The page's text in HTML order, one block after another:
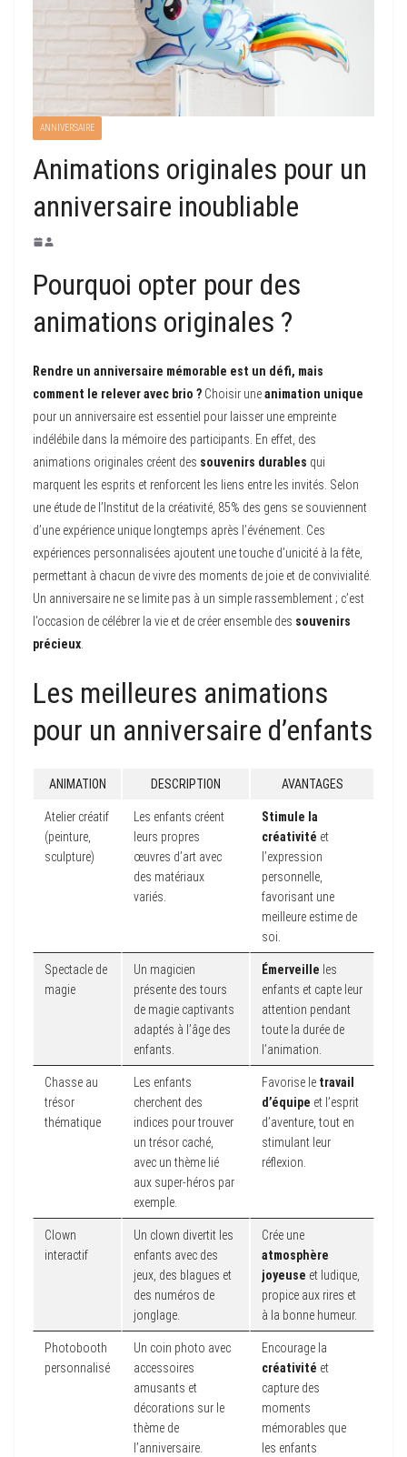
ANNIVERSAIRE
Animations originales pour un
anniversaire inoubliable
Pourquoi opter pour des
animations originales ?
Rendre un anniversaire mémorable est un défi, mais
comment le relever avec brio ? Choisir uneanimation unique
pour un anniversaire est essentiel pour laisser une empreinte
indélébile dans la mémoire des participants. En effet, des
animations originales créent des souvenirs durables qui
marquent les esprits et renforcent les liens entre les invités. Selon
une étude de l’Institut de la créativité, 85% des gens se souviennent
d’une expérience unique longtemps après l’événement. Ces
expériences personnalisées ajoutent une touche d’unicité à la fête,
permettant à chacun de vivre des moments de joie et de convivialité.
Un anniversaire ne se limite pas à un simple rassemblement ; c’est
l’occasion de célébrer la vie et de créer ensemble des souvenirs
précieux
Les meilleures animations
pour un anniversaire d’enfants
ANIMATION DESCRIPTION AVANTAGES
Atelier créatif
(peinture,
sculpture)
Les enfants créent
leurs propres
œuvres d’art avec
des matériaux
variés.
Stimule la
créativité et
l’expression
personnelle,
favorisant une
meilleure estime de
soi.
Spectacle de
magie
Un magicien
présente des tours
de magie captivants
adaptés à l’âge des
enfants.
Émerveille les
enfants et capte leur
attention pendant
toute la durée de
l’animation.
Chasse au
trésor
thématique
Les enfants
cherchent des
indices pour trouver
un trésor caché,
avec un thème lié
aux super-héros par
exemple.
Favorise le travail
d’équipe et l’esprit
d’aventure, tout en
stimulant leur
réflexion.
Clown
interactif
Un clown divertit les
enfants avec des
jeux, des blagues et
des numéros de
jonglage.
Crée une
atmosphère
joyeuse et ludique,
propice aux rires et
à la bonne humeur.
Photobooth
personnalisé
Un coin photo avec
accessoires
amusants et
décorations sur le
thème de
l’anniversaire.
Encourage la
créativité et
capture des
moments
mémorables que
les enfants